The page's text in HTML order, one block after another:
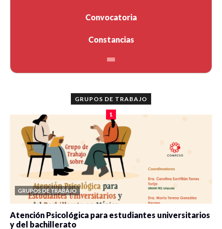
Convocatoria
Constancias
GRUPOS DE TRABAJO
1
GRUPOS DE TRABAJO
Atención Psicológica para estudiantes universitarios
y del bachillerato